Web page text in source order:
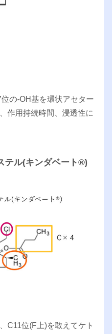
の-OH基を環状アセター
作用持続時間、浸透性に
テル(キンダベート®︎)
C11位(F上)を敢えてケト